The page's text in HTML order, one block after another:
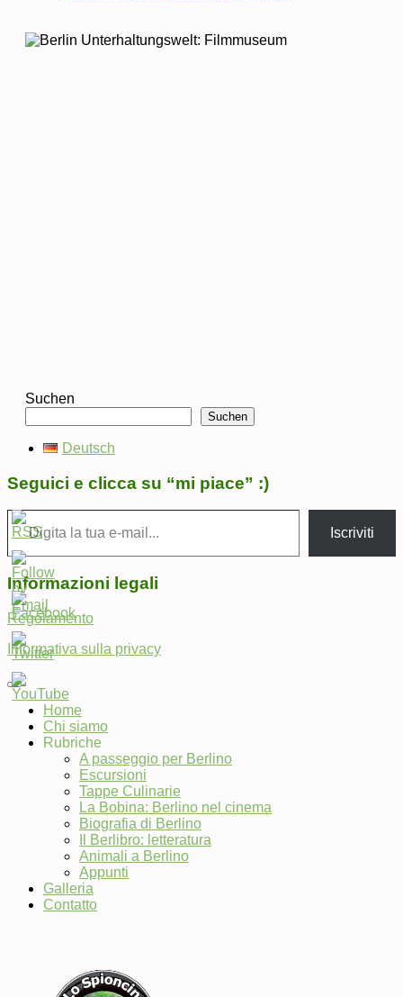
Suchen
Suchen
Deutsch
Seguici e clicca su “mi piace” :)
Set
Youtube
Channel
Digita la tua e-mail...
Iscriviti
Informazioni legali
Regolamento
Informativa sulla privacy
Home
Chi siamo
Rubriche
A passeggio per Berlino
Escursioni
Tappe Culinarie
La Bobina: Berlino nel cinema
Biografia di Berlino
Il Berlibro: letteratura
Animali a Berlino
Appunti
Galleria
Contatto